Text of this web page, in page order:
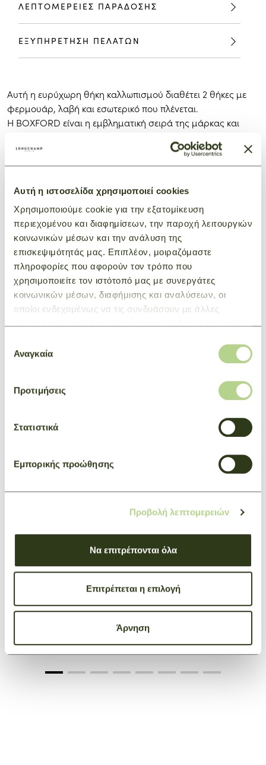
Αυτή η ιστοσελίδα χρησιμοποιεί cookies
Χρησιμοποιούμε cookie για την εξατομίκευση
περιεχομένου και διαφημίσεων, την παροχή λειτουργιών
κοινωνικών μέσων και την ανάλυση της
επισκεψιμότητάς μας. Επιπλέον, μοιραζόμαστε
πληροφορίες που αφορούν τον τρόπο που
χρησιμοποιείτε τον ιστότοπό μας με συνεργάτες
κοινωνικών μέσων, διαφήμισης και αναλύσεων, οι
οποίοι ενδεχομένως να τις συνδυάσουν με άλλες
των υπηρεσιών τους.
συγκατάθεσης
Αναγκαία
Προτιμήσεις
Στατιστικά
Εμπορικής προώθησης
Προβολή λεπτομερειών
Να επιτρέπονται όλα
Επιτρέπεται η επιλογή
Άρνηση
ΛΕΠΤΟΜΕΡΕΙΕΣ ΠΑΡΑΔΟΣΗΣ
ΕΞΥΠΗΡΕΤΗΣΗ ΠΕΛΑΤΩΝ
Αυτή η ευρύχωρη θήκη καλλωπισμού διαθέτει 2 θήκες με
φερμουάρ, λαβή και εσωτερικό που πλένεται.
Η BOXFORD είναι η εμβληματική σειρά της μάρκας και
χαρακτηριστικές ανδρικές τσάντες, επαγγελματικές
τσάντες και αποσκευές φέρουν ένα ορθογώνιο λογότυπο
εκλεπτυσμένη εμφάνιση. Ο δίχρωμος καμβάς είναι
διακοσμημένος με ρωσική δερμάτινη επένδυση για πλούσιο
τρισδιάστατο αποτέλεσμα.
ΜΠΟΡΕΙ ΕΠΙΣΗΣ ΝΑ ΣΑΣ
ΕΝΔΙΑΦΕΡΕΙ
Passport Cover Le Foulonné
€ 80,00